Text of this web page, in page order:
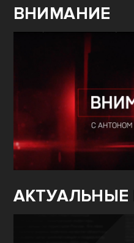
ВНИМАНИЕ
АКТУАЛЬНЫЕ